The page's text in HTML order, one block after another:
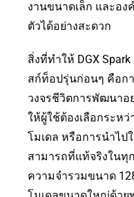
งานขนาดเล็ก และอ
ตัวได้อย่างสะดวก
สิ่งที่ทำให้ DGX
สก์ท็อปรุ่นก่อนๆ คือก
วงจรชีวิตการพัฒนา
ให้ผู้ใช้ต้องเลือกระห
โมเดล หรือการนำไป
สามารถที่แท้จริงใน
ความจำรวมขนาด